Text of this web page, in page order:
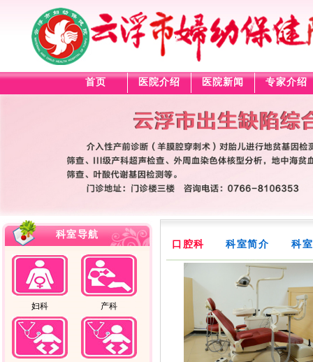
首页 医院介绍 医院新闻 专家介绍
科室导航
妇科 产科
口腔科 科室简介 科